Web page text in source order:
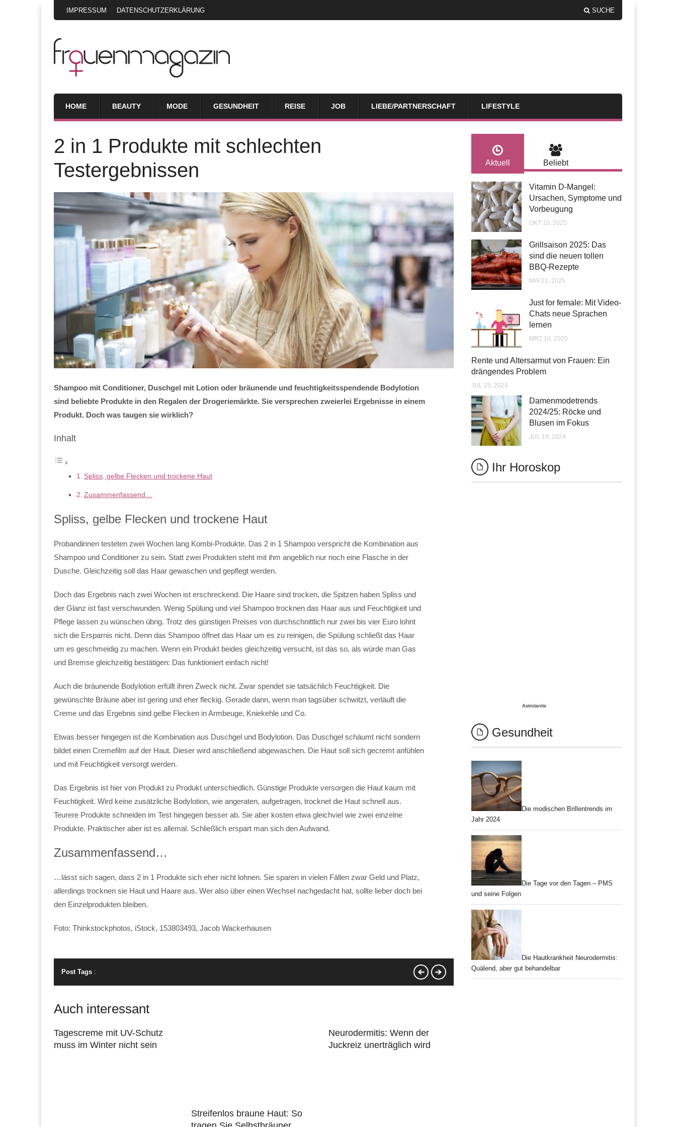
IMPRESSUM DATENSCHUTZERKLÄRUNG SUCHE
HOME BEAUTY MODE GESUNDHEIT REISE JOB LIEBE/PARTNERSCHAFT LIFESTYLE
2 in 1 Produkte mit schlechten
Testergebnissen
Shampoo mit Conditioner, Duschgel mit Lotion oder bräunende und feuchtigkeitsspendende Bodylotion
sind beliebte Produkte in den Regalen der Drogeriemärkte. Sie versprechen zweierlei Ergebnisse in einem
Produkt. Doch was taugen sie wirklich?
Inhalt
Spliss, gelbe Flecken und trockene Haut
Zusammenfassend…
Spliss, gelbe Flecken und trockene Haut
Probandinnen testeten zwei Wochen lang Kombi-Produkte. Das 2 in 1 Shampoo verspricht die Kombination aus
Shampoo und Conditioner zu sein. Statt zwei Produkten steht mit ihm angeblich nur noch eine Flasche in der
Dusche. Gleichzeitig soll das Haar gewaschen und gepflegt werden.
Doch das Ergebnis nach zwei Wochen ist erschreckend. Die Haare sind trocken, die Spitzen haben Spliss und
der Glanz ist fast verschwunden. Wenig Spülung und viel Shampoo trocknen das Haar aus und Feuchtigkeit und
Pflege lassen zu wünschen übrig. Trotz des günstigen Preises von durchschnittlich nur zwei bis vier Euro lohnt
sich die Ersparnis nicht. Denn das Shampoo öffnet das Haar um es zu reinigen, die Spülung schließt das Haar
um es geschmeidig zu machen. Wenn ein Produkt beides gleichzeitig versucht, ist das so, als würde man Gas
und Bremse gleichzeitig bestätigen: Das funktioniert einfach nicht!
Auch die bräunende Bodylotion erfüllt ihren Zweck nicht. Zwar spendet sie tatsächlich Feuchtigkeit. Die
gewünschte Bräune aber ist gering und eher fleckig. Gerade dann, wenn man tagsüber schwitzt, verläuft die
Creme und das Ergebnis sind gelbe Flecken in Armbeuge, Kniekehle und Co.
Etwas besser hingegen ist die Kombination aus Duschgel und Bodylotion. Das Duschgel schäumt nicht sondern
bildet einen Cremefilm auf der Haut. Dieser wird anschließend abgewaschen. Die Haut soll sich gecremt anfühlen
und mit Feuchtigkeit versorgt werden.
Das Ergebnis ist hier von Produkt zu Produkt unterschiedlich. Günstige Produkte versorgen die Haut kaum mit
Feuchtigkeit. Wird keine zusätzliche Bodylotion, wie angeraten, aufgetragen, trocknet die Haut schnell aus.
Teurere Produkte schneiden im Test hingegen besser ab. Sie aber kosten etwa gleichviel wie zwei einzelne
Produkte. Praktischer aber ist es allemal. Schließlich erspart man sich den Aufwand.
Zusammenfassend…
…lässt sich sagen, dass 2 in 1 Produkte sich eher nicht lohnen. Sie sparen in vielen Fällen zwar Geld und Platz,
allerdings trocknen sie Haut und Haare aus. Wer also über einen Wechsel nachgedacht hat, sollte lieber doch bei
den Einzelprodukten bleiben.
Foto: Thinkstockphotos, iStock, 153803493, Jacob Wackerhausen
Post Tags :
Auch interessant
Tagescreme mit UV-Schutz
muss im Winter nicht sein
Streifenlos braune Haut: So
Neurodermitis: Wenn der
Juckreiz unerträglich wird
Aktuell Beliebt
Vitamin D-Mangel:
Ursachen, Symptome und
Vorbeugung
OKT 10, 2025
Grillsaison 2025: Das
sind die neuen tollen
BBQ-Rezepte
MAI 21, 2025
Just for female: Mit Video-
Chats neue Sprachen
lernen
MRZ 10, 2025
Rente und Altersarmut von Frauen: Ein
drängendes Problem
JUL 25, 2024
Damenmodetrends
2024/25: Röcke und
Blusen im Fokus
JUL 19, 2024
Ihr Horoskop
Astrolantis
Gesundheit
Die modischen Brillentrends im
Jahr 2024
Die Tage vor den Tagen – PMS
und seine Folgen
Die Hautkrankheit Neurodermitis:
Quälend, aber gut behandelbar